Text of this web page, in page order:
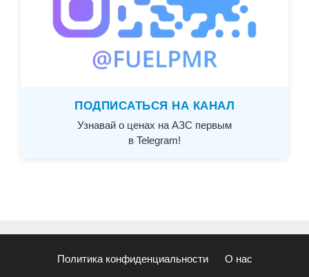
ПОДПИСАТЬСЯ НА КАНАЛ
Узнавай о ценах на АЗС первым
в Telegram!
Политика конфиденциальности О нас